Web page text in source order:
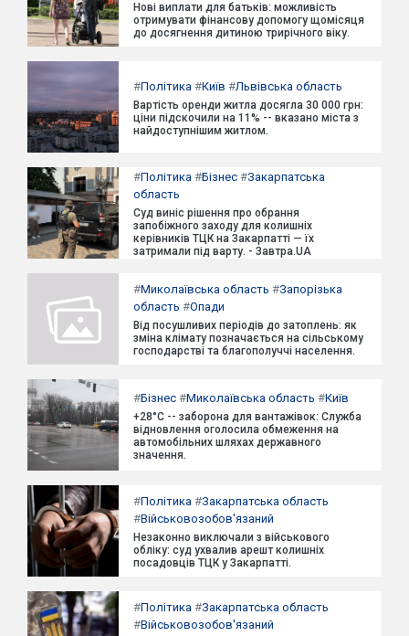
Нові виплати для батьків: можливість
отримувати фінансову допомогу щомісяця
до досягнення дитиною трирічного віку.
#Політика #Київ #Львівська область
Вартість оренди житла досягла 30 000 грн:
ціни підскочили на 11% -- вказано міста з
найдоступнішим житлом.
#Політика #Бізнес #Закарпатська
область
Суд виніс рішення про обрання
запобіжного заходу для колишніх
керівників ТЦК на Закарпатті — їх
затримали під варту. - Завтра.UA
#Миколаївська область #Запорізька
область #Опади
Від посушливих періодів до затоплень: як
зміна клімату позначається на сільському
господарстві та благополуччі населення.
#Бізнес #Миколаївська область #Київ
+28°C -- заборона для вантажівок: Служба
відновлення оголосила обмеження на
автомобільних шляхах державного
значення.
#Політика #Закарпатська область
#Військовозобов'язаний
Незаконно виключали з військового
обліку: суд ухвалив арешт колишніх
посадовців ТЦК у Закарпатті.
#Політика #Закарпатська область
#Військовозобов'язаний